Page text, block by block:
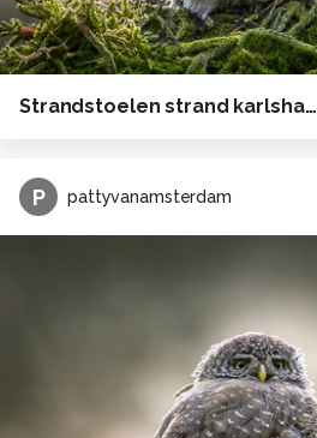
Strandstoelen strand karlshagen Duitsland zee
P pattyvanamsterdam